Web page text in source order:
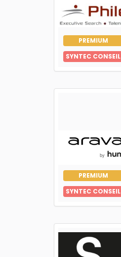
PREMIUM
SYNTEC CONSEIL
PREMIUM
SYNTEC CONSEIL